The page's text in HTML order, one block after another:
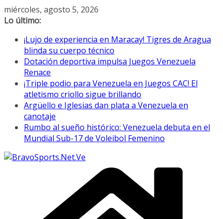
Saltar
al
miércoles, agosto 5, 2026
Lo último:
¡Lujo de experiencia en Maracay! Tigres de Aragua
blinda su cuerpo técnico
Dotación deportiva impulsa Juegos Venezuela
Renace
¡Triple podio para Venezuela en Juegos CAC! El
atletismo criollo sigue brillando
Argüello e Iglesias dan plata a Venezuela en
canotaje
Rumbo al sueño histórico: Venezuela debuta en el
Mundial Sub-17 de Voleibol Femenino